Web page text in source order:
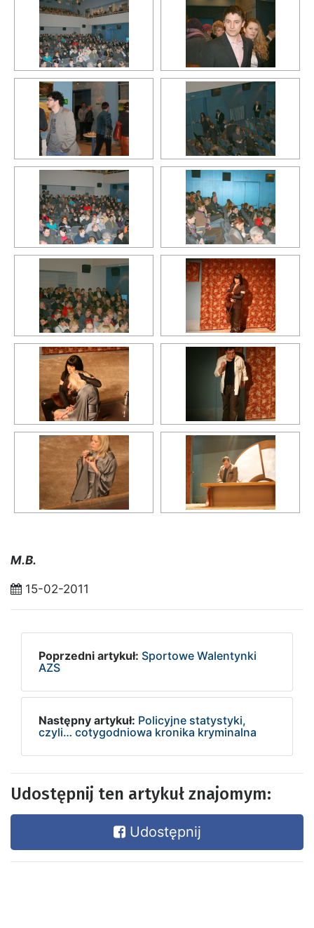
M.B.
15-02-2011
Poprzedni artykuł: Sportowe Walentynki
AZS
Następny artykuł: Policyjne statystyki,
czyli… cotygodniowa kronika kryminalna
Udostępnij ten artykuł znajomym:
Udostępnij